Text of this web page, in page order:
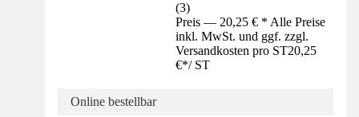
(3)
Preis — 20,25 € * Alle Preise
inkl. MwSt. und ggf. zzgl.
Versandkosten pro ST20,25
€*/ ST
Online bestellbar